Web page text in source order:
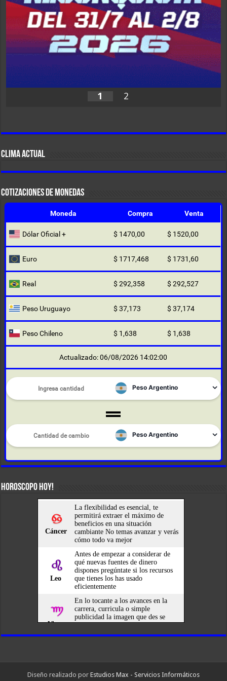
1 2
CLIMA ACTUAL
COTIZACIONES DE MONEDAS
Moneda Compra Venta
Dólar Oficial + $ 1470,00 $ 1520,00
Euro $ 1717,468 $ 1731,60
Real $ 292,358 $ 292,527
Peso Uruguayo $ 37,173 $ 37,174
Peso Chileno $ 1,638 $ 1,638
Actualizado: 06/08/2026 14:02:00
HOROSCOPO HOY!
Diseño realizado por Estudios Max - Servicios Informáticos